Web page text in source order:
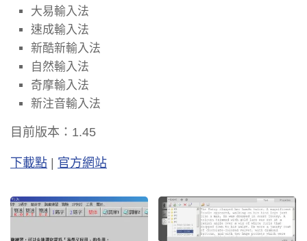
大易輸入法
速成輸入法
新酷新輸入法
自然輸入法
奇摩輸入法
新注音輸入法
目前版本：1.45
下載點 | 官方網站